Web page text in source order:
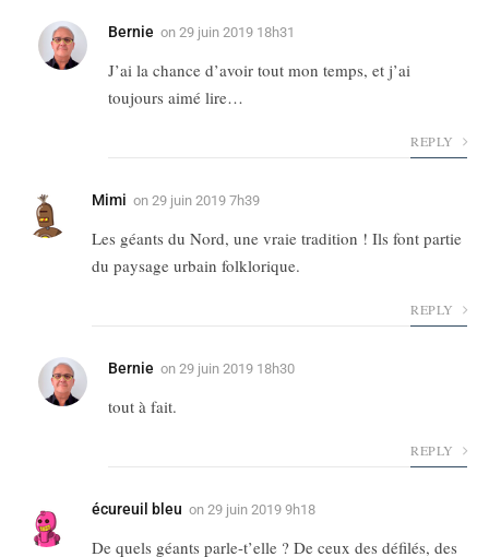
Bernie on 29 juin 2019 18h31
J’ai la chance d’avoir tout mon temps, et j’ai
toujours aimé lire…
REPLY
Mimi on 29 juin 2019 7h39
Les géants du Nord, une vraie tradition ! Ils font partie
du paysage urbain folklorique.
REPLY
Bernie on 29 juin 2019 18h30
tout à fait.
REPLY
écureuil bleu on 29 juin 2019 9h18
De quels géants parle-t’elle ? De ceux des défilés, des